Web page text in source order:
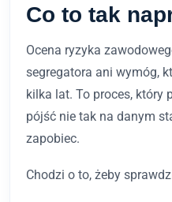
Co to tak
Ocena ryzyka
segregatora ani wymóg,
kilka lat. To proces, który
pójść nie tak na danym
zapobiec.
Chodzi o to, żeby